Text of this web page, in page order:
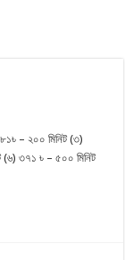
– ২০০ মিনিট (৩)
(৬) ৩৭১ ৳ – ৫০০ মিনিট